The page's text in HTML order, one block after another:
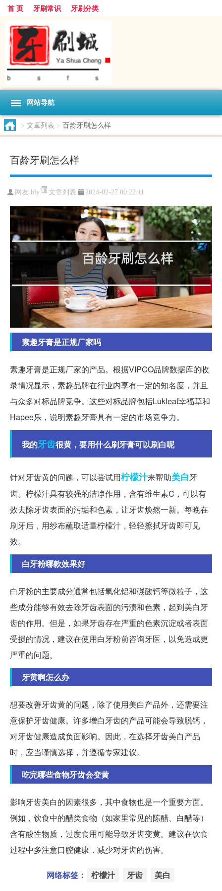
首 页 牙刷常识 牙刷分类
网站导航
> 文章列表 > 百龄牙刷怎么样
百龄牙刷怎么样
网友:bly 文章列表 2024-02-27 00:22:11
素趣牙膏是正规厂家吗
素趣牙膏是正规厂家的产品。根据VIPCO品牌数据库的收
录情况显示，素趣品牌在行业内享有一定的知名度，并且
与众多对标品牌竞争。这些对标品牌包括Lukleaf幸福草和
Hapee乐，说明素趣牙膏具有一定的市场竞争力。
我的牙齿很黄，要用什么刷牙膏可以刷白呢
针对牙齿黄的问题，可以尝试用柠檬汁来帮助美白牙
齿。柠檬汁具有较强的洁净作用，含有维生素C，可以有
效去除牙齿表面的污垢和色素，让牙齿焕然一新。每晚在
刷牙后，用纱布蘸取适量柠檬汁，轻轻擦拭牙齿即可见
效。
白牙粉哪款效果好
白牙粉的主要成分通常包括氧化铝和碳酸钙等微粒子，这
些成分能够有效去除牙齿表面的污渍和色素，起到美白牙
齿的作用。但是，如果牙齿存在严重的色素沉淀或者表面
受损的情况，建议在使用白牙粉前咨询牙医，以免造成更
严重的问题。
牙黄啊怎么办
想要改善牙齿黄的问题，除了使用美白产品外，还需要注
意保护牙齿健康。许多增白牙齿的产品可能会导致脱钙，
对牙齿健康造成负面影响。因此，在选择牙齿美白产品
时，应当谨慎选择，并遵循专家建议。
吃完哪些食物牙齿会变黄
影响牙齿美白的因素很多，其中食物也是一个重要方面。
例如，饮食中的醋类食物（如家里常见的陈醋、白醋等）
含有酸性物质，过度食用可能导致牙齿变黄。建议在饮食
过程中多注意口腔健康，减少对牙齿的伤害。
网络标签： 柠檬汁 牙齿 美白